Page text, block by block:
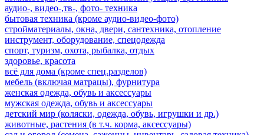
аудио-, видео-,тв-, фото- техника
бытовая техника (кроме аудио-видео-фото)
стройматериалы, окна, двери, сантехника, отопление
инструмент, оборудование, спецодежда
спорт, туризм, охота, рыбалка, отдых
здоровье, красота
всё для дома (кроме спец.разделов)
мебель (включая матрацы), фурнитура
женская одежда, обувь и аксессуары
мужская одежда, обувь и аксессуары
детский мир (коляски, одежда, обувь, игрушки и др.)
животные, растения (в т.ч. корма, аксессуары)